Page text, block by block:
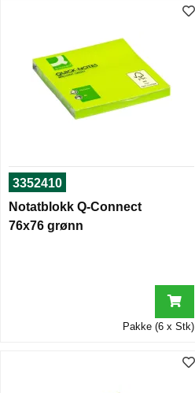
3352410
Notatblokk Q-Connect
76x76 grønn
Pakke (6 x Stk)